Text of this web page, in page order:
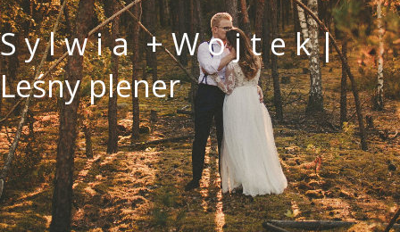
S y l w i a + W o j t e k |
Leśny plener